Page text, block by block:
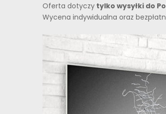
Oferta dotyczy tylko wysyłki do
Wycena indywidualna oraz